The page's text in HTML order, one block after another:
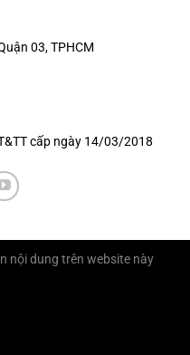
03, TPHCM
cấp ngày 14/03/2018
nội dung trên website này